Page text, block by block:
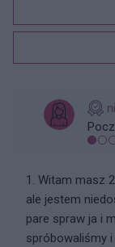
1. Witam masz
ale jestem
pare spraw ja i
spróbowaliśmy i